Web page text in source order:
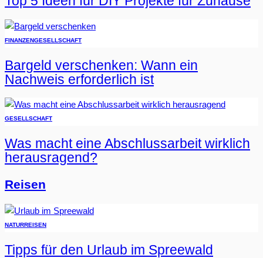
FINANZENGESELLSCHAFT
Bargeld verschenken: Wann ein
Nachweis erforderlich ist
GESELLSCHAFT
Was macht eine Abschlussarbeit wirklich
herausragend?
Reisen
NATURREISEN
Tipps für den Urlaub im Spreewald